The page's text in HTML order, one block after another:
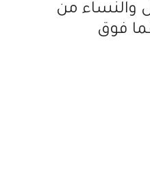
والنساء من
فوق